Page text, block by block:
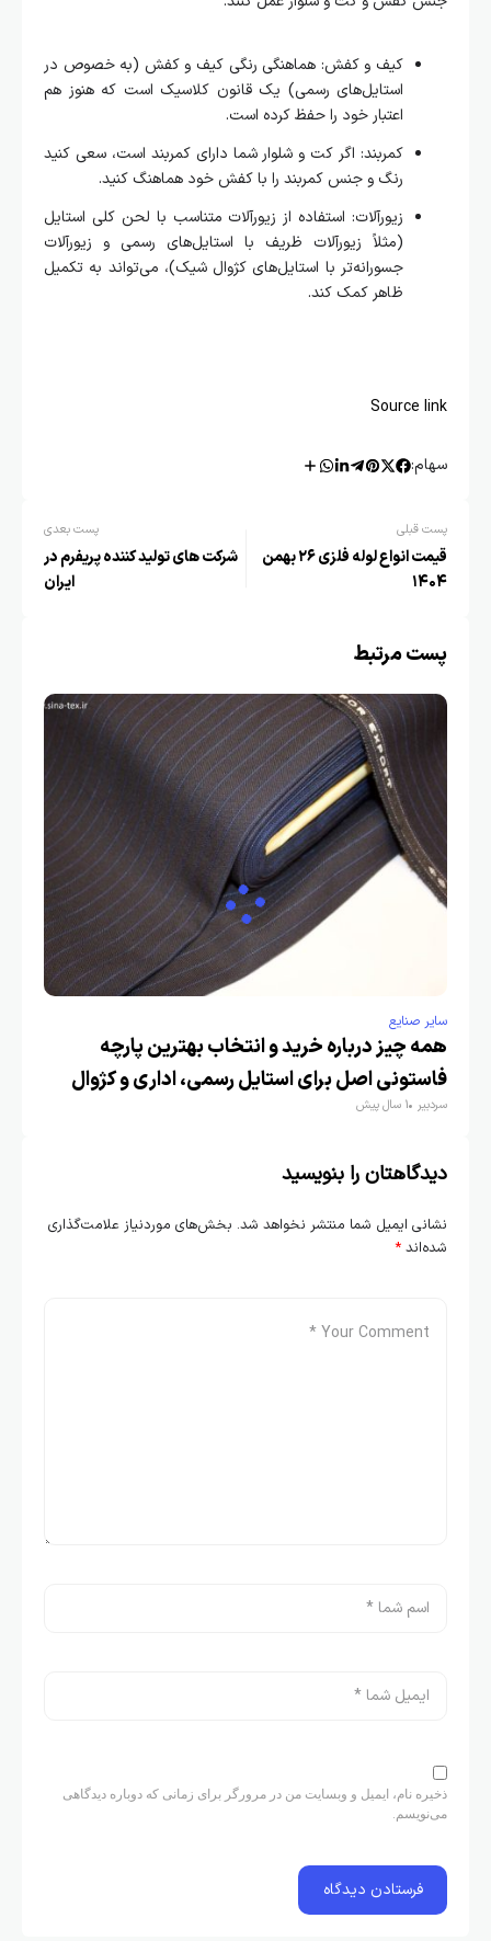
کیف و کفش: هماهنگی رنگی کیف و کفش (به خصوص در
استایل‌های رسمی) یک قانون کلاسیک است که هنوز هم
اعتبار خود را حفظ کرده است.
کمربند: اگر کت و شلوار شما دارای کمربند است، سعی کنید
رنگ و جنس کمربند را با کفش خود هماهنگ کنید.
زیورآلات: استفاده از زیورآلات متناسب با لحن کلی استایل
(مثلاً زیورآلات ظریف با استایل‌های رسمی و زیورآلات
جسورانه‌تر با استایل‌های کژوال شیک)، می‌تواند به تکمیل
ظاهر کمک کند.
Source link
سهام:
پست قبلی
قیمت انواع لوله فلزی ۲۶ بهمن
۱۴۰۴
پست بعدی
شرکت های تولید کننده پریفرم در
ایران
پست مرتبط
سایر صنایع
همه چیز درباره خرید و انتخاب بهترین پارچه
فاستونی اصل برای استایل رسمی، اداری و کژوال
سردبیر 1 سال پیش
دیدگاهتان را بنویسید
نشانی ایمیل شما منتشر نخواهد شد. بخش‌های موردنیاز علامت‌گذاری
شده‌اند *
ذخیره نام، ایمیل و وبسایت من در مرورگر برای زمانی که دوباره دیدگاهی
می‌نویسم.